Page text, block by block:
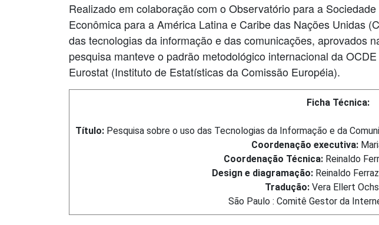
Realizado em colaboração com o Observatório para a
Econômica para a América Latina e Caribe das Nações Unidas
das tecnologias da informação e das comunicações, aprovados
pesquisa manteve o padrão metodológico internacional da
Eurostat (Instituto de Estatísticas da Comissão Européia).
Ficha Técnica:
Título: Pesquisa sobre o uso das Tecnologias da Informação e da
Coordenação executiva:
Coordenação Técnica: Reinaldo
Design e diagramação: Reinaldo
Tradução: Vera Ellert
São Paulo : Comitê Gestor da